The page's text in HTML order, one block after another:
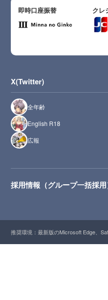
即時口座振替 クレ
X(Twitter)
全年齢
English R18
広報
採用情報（グループ一括採用
推奨環境：最新版のMicrosoft Edge、